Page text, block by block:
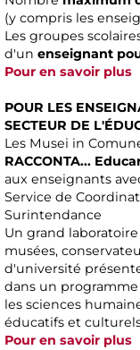
(y compris les
Les groupes
d'un enseignant
Pour en savoir plus
POUR LES
SECTEUR DE
Les Musei in
RACCONTA...
aux enseignants
Service de
Surintendance
Un grand
musées,
d'université
dans un
les sciences
éducatifs et
Pour en savoir plus